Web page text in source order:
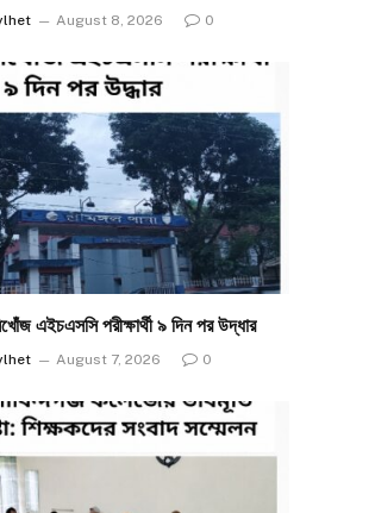
August 8, 2026 0
এইচএসসি পরীক্ষার্থী ৯ দিন পর উদ্ধার
August 7, 2026 0